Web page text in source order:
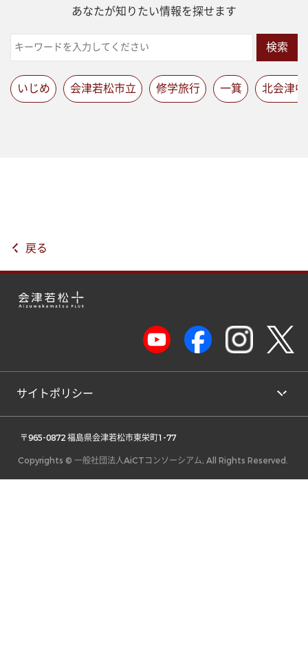
あなたが知りたい情報を探せます
検索
いじめ 会津若松市立 修学旅行 一箕 北会津中
戻る
サイトポリシー
〒965-0872 福島県会津若松市東栄町1-77
Copyrights © 一般社団法人AiCTコンソーシアム, All Rights Reserved.